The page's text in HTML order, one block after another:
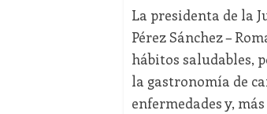
La presidenta de la
Pérez Sánchez –
hábitos saludables,
la gastronomía de
enfermedades y,